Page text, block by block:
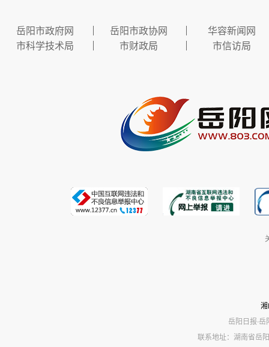
岳阳市政府网 岳阳市政协网
华容新闻网
市科学技术局
市财政局 市信访局
岳阳日报·岳
联系地址：湖南省岳